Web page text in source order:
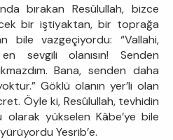
bırakan Resûlullah, bizce
bir iştiyaktan, bir toprağa
bile vazgeçiyordu: “Vallahi,
sevgili olanısın! Senden
Bana, senden daha
Göklü olanın yer’li olan
Öyle ki, Resûlullah, tevhidin
olarak yükselen Kâbe’ye bile
Yesrib’e.